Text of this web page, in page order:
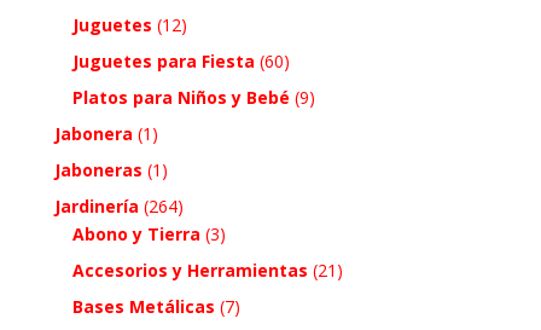
Juguetes (12)
Juguetes para Fiesta (60)
Platos para Niños y Bebé (9)
Jabonera (1)
Jaboneras (1)
Jardinería (264)
Abono y Tierra (3)
Accesorios y Herramientas (21)
Bases Metálicas (7)